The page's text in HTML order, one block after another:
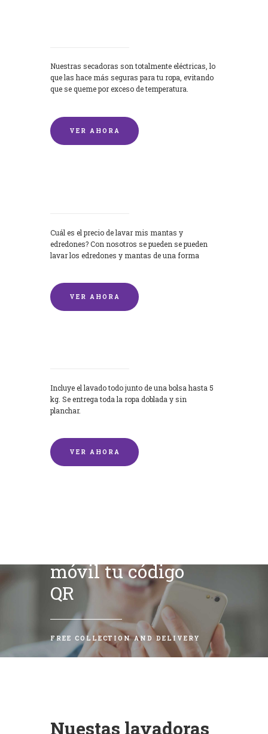
Nuestras secadoras son totalmente eléctricas, lo
que las hace más seguras para tu ropa, evitando
que se queme por exceso de temperatura.
VER AHORA
Cuál es el precio de lavar mis mantas y
edredones? Con nosotros se pueden se pueden
lavar los edredones y mantas de una forma
VER AHORA
Incluye el lavado todo junto de una bolsa hasta 5
kg. Se entrega toda la ropa doblada y sin
planchar.
VER AHORA
móvil tu código
QR
FREE COLLECTION AND DELIVERY
Nuestas lavadoras